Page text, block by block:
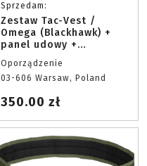
Sprzedam:
Zestaw Tac-Vest /
Omega (Blackhawk) +
panel udowy +
ładownice
Oporządzenie
03-606 Warsaw, Poland
350.00 zł